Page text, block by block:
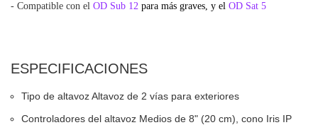
- Compatible con el OD Sub 12 para más graves, y el OD Sat 5
ESPECIFICACIONES
Tipo de altavoz Altavoz de 2 vías para exteriores
Controladores del altavoz Medios de 8" (20 cm), cono Iris IP